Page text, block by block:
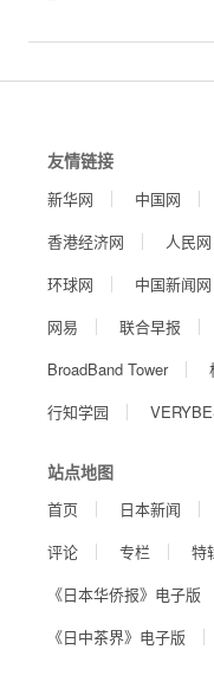
友情链接
新华网 中国网
香港经济网
人民网
环球网
中国新闻网
网易
联合早报
BroadBand Tower
行知学园
站点地图
首页 日本新闻
评论
专栏 特
《日本华侨报》电子版
《日中茶界》电子版